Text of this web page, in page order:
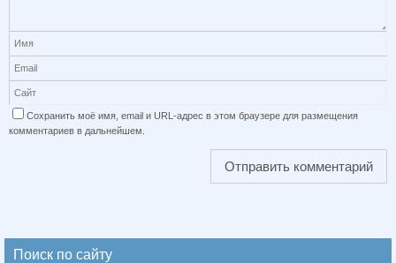
Сохранить моё имя, email и URL-адрес в этом браузере для размещения
комментариев в дальнейшем.
Поиск по сайту